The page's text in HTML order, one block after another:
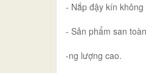
- Nắp đậy kín
- Sản phẩm san
-ng lượng cao.